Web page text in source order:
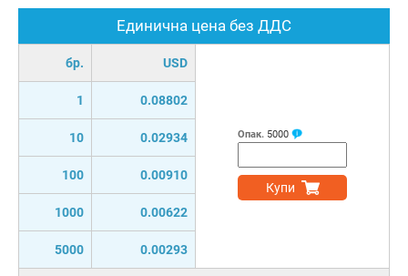
Единична цена без ДДС
бр. USD
1 0.08802
10 0.02934
100 0.00910
1000 0.00622
5000 0.00293
Опак. 5000
Купи